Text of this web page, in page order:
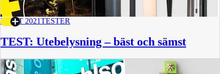
2 OKT 2021TESTER
TEST: Utebelysning – bäst och sämst